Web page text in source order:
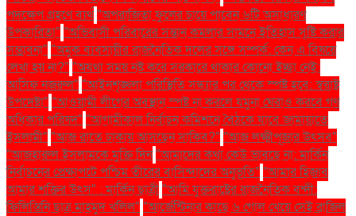
পদক্ষেপ গ্রহণে ব্যর্থ"অপরাজিতা ফুলের চায়ে পাবেন ৬টি অসাধারণ
উপকারিতা" "অভিবাসী পরিবারের সন্তান কমলার সামনে ইতিহাস সৃষ্টি করার
সম্ভাবনা" "অমুক ব্যবসায়ীর রাজনৈতিক দলের সঙ্গে সম্পর্ক: কেন এ বিষয়ে
লেখা হয় না?" "অযথা সময় নষ্ট করে সরকারে থাকার কোনো ইচ্ছা নেই:
আসিফ নজরুল" "আইনশৃঙ্খলা পরিস্থিতি সন্ধ্যার পর থেকে স্পষ্ট হবে: স্বরাষ্ট্র
উপদেষ্টা" "আওয়ামী লীগের অবস্থান স্পষ্ট না করলে যমুনা ঘেরাও করবে গণ
অধিকার পরিষদ" "আগামীকাল নির্বাচন কমিশনে বৈঠকে যাবে জামায়াতে
ইসলামী" "আজ রাতে ঢাকায় আসছেন সাকিব?" "আজ লক্ষ্মীপূজার উৎসব"
"আজহারুল ইসলামকে মুক্তি দিন"আমাদের কথা কেউ ভাবছে না: মার্কিন
নির্বাচনের প্রেক্ষাপটে পশ্চিম তীরের বাসিন্দাদের অনুভূতি" "আমার হিজাব
আমার শক্তির উৎস" : মার্কিন ছাত্রী"আমি যুক্তরাষ্ট্রের রাজনৈতিক বন্দী:
ফিলিস্তিনি ছাত্র মাহমুদ খলিল" "আর্জেন্টিনার কাছে ৬ গোল খেয়ে সেই ব্রাজিল